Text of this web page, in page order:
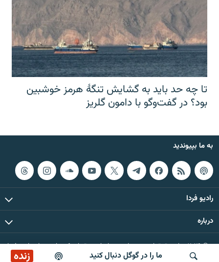
ما را در گوگل دنبال کنید زنده
تا چه حد باید به گشایش تنگهٔ هرمز خوشبین
بود؟ در گفت‌وگو با دامون گلریز
به ما بپیوندید
رادیو فردا
درباره
© ۲۰۲۶ تمام حقوق این وب‌سایت، بر اساس مقررات کپی‌رایت، برای رادیو فردا
محفوظ است.